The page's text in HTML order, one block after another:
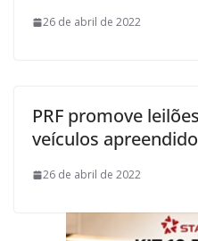
26 de abril de 2022
PRF promove
veículos
26 de abril de 2022